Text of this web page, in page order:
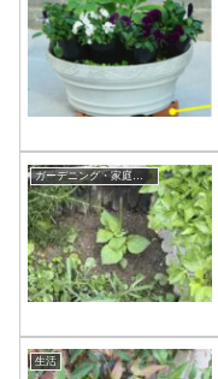
生活